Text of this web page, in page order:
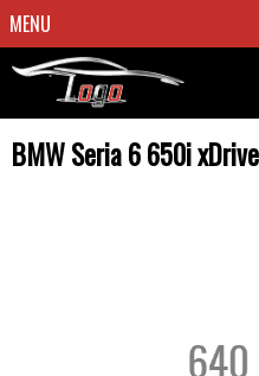
MENU
BMW Seria 6 650i